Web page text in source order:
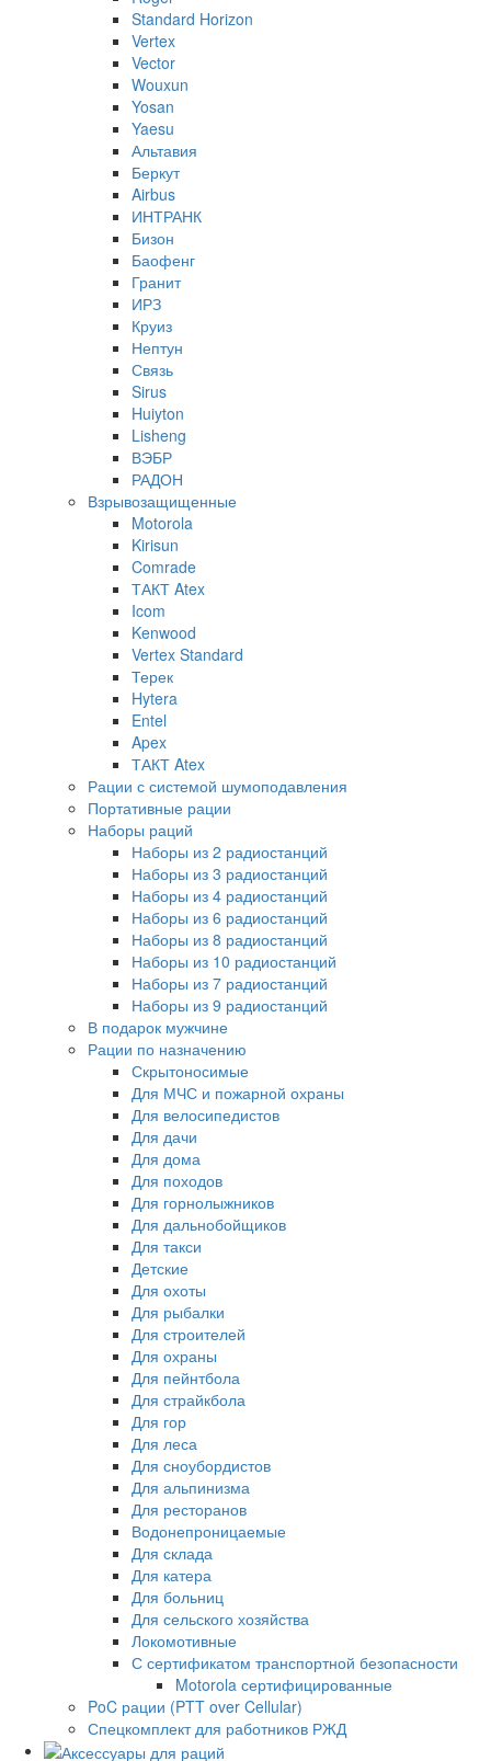
Standard Horizon
Vertex
Vector
Wouxun
Yosan
Yaesu
Альтавия
Беркут
Airbus
ИНТРАНК
Бизон
Баофенг
Гранит
ИРЗ
Круиз
Нептун
Связь
Sirus
Huiyton
Lisheng
ВЭБР
РАДОН
Взрывозащищенные
Motorola
Kirisun
Comrade
ТАКТ Atex
Icom
Kenwood
Vertex Standard
Терек
Hytera
Entel
Apex
ТАКТ Atex
Рации с системой шумоподавления
Портативные рации
Наборы раций
Наборы из 2 радиостанций
Наборы из 3 радиостанций
Наборы из 4 радиостанций
Наборы из 6 радиостанций
Наборы из 8 радиостанций
Наборы из 10 радиостанций
Наборы из 7 радиостанций
Наборы из 9 радиостанций
В подарок мужчине
Рации по назначению
Скрытоносимые
Для МЧС и пожарной охраны
Для велосипедистов
Для дачи
Для дома
Для походов
Для горнолыжников
Для дальнобойщиков
Для такси
Детские
Для охоты
Для рыбалки
Для строителей
Для охраны
Для пейнтбола
Для страйкбола
Для гор
Для леса
Для сноубордистов
Для альпинизма
Для ресторанов
Водонепроницаемые
Для склада
Для катера
Для больниц
Для сельского хозяйства
Локомотивные
С сертификатом транспортной безопасности
Motorola сертифицированные
PoC рации (PTT over Cellular)
Спецкомплект для работников РЖД